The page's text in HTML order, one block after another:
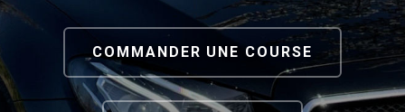
COMMANDER UNE COURSE